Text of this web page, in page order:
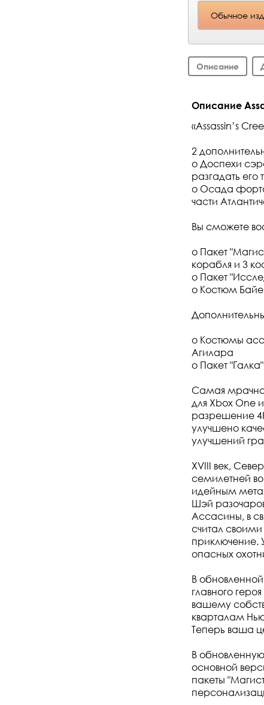
Обычное
Описание
Описание
«Assassin’s
2
o Доспехи
разгадать его
o Осада
части
Вы сможете
o Пакет
корабля и 3
o Пакет
o Костюм
o Костюмы
Агилара
o Пакет
Самая
для Xbox One
разрешение
улучшено
улучшений
XVIII век,
семилетней
идейным
Шэй
Ассасины, в
считал
приключение.
опасных
В
главного
вашему
кварталам
Теперь ваша
В
основной
пакеты